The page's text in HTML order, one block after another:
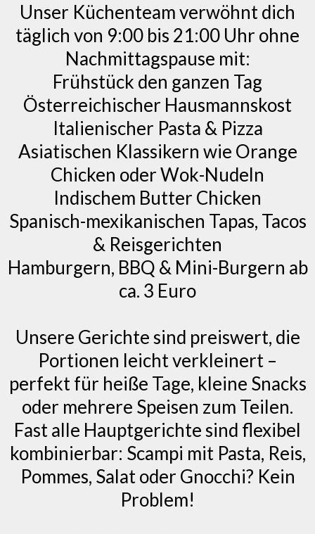
Unser Küchenteam verwöhnt dich
täglich von 9:00 bis 21:00 Uhr ohne
Nachmittagspause mit:
Frühstück den ganzen Tag
Österreichischer Hausmannskost
Italienischer Pasta & Pizza
Asiatischen Klassikern wie Orange
Chicken oder Wok-Nudeln
Indischem Butter Chicken
Spanisch-mexikanischen Tapas, Tacos
& Reisgerichten
Hamburgern, BBQ & Mini-Burgern ab
ca. 3 Euro
Unsere Gerichte sind preiswert, die
Portionen leicht verkleinert –
perfekt für heiße Tage, kleine Snacks
oder mehrere Speisen zum Teilen.
Fast alle Hauptgerichte sind flexibel
kombinierbar: Scampi mit Pasta, Reis,
Pommes, Salat oder Gnocchi? Kein
Problem!